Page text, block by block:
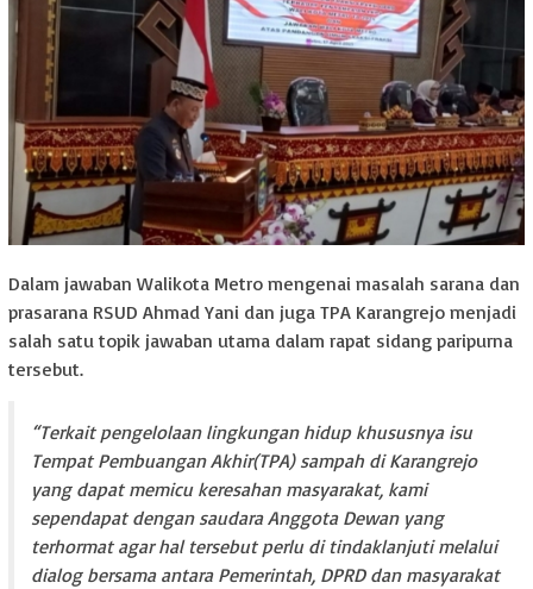
Dalam jawaban Walikota Metro mengenai masalah sarana dan
prasarana RSUD Ahmad Yani dan juga TPA Karangrejo menjadi
salah satu topik jawaban utama dalam rapat sidang paripurna
tersebut.
“Terkait pengelolaan lingkungan hidup khususnya isu
Tempat Pembuangan Akhir(TPA) sampah di Karangrejo
yang dapat memicu keresahan masyarakat, kami
sependapat dengan saudara Anggota Dewan yang
terhormat agar hal tersebut perlu di tindaklanjuti melalui
dialog bersama antara Pemerintah, DPRD dan masyarakat